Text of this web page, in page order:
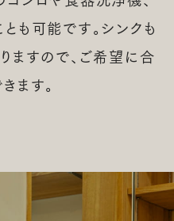
も可能です。シンクも
ますので、ご希望に合
ます。